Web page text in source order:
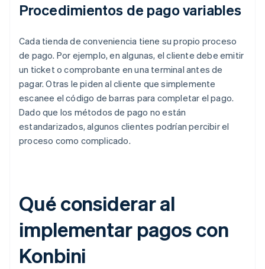
Procedimientos de pago variables
Cada tienda de conveniencia tiene su propio proceso
de pago. Por ejemplo, en algunas, el cliente debe emitir
un ticket o comprobante en una terminal antes de
pagar. Otras le piden al cliente que simplemente
escanee el código de barras para completar el pago.
Dado que los métodos de pago no están
estandarizados, algunos clientes podrían percibir el
proceso como complicado.
Qué considerar al
implementar pagos con
Konbini